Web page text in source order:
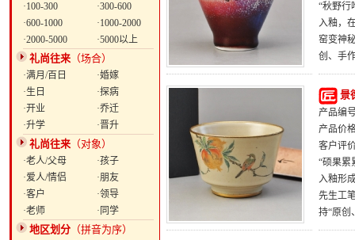
·100-300
·300-600
·600-1000
·1000-2000
·2000-5000
·5000以上
礼尚往来 （场合）
·满月/百日
·婚嫁
·生日
·探病
·开业
·乔迁
·升学
·晋升
礼尚往来 （对象）
·老人/父母
·孩子
·爱人/情侣
·朋友
·客户
·领导
·老师
·同学
地区划分 （拼音为序）
“秋野行
入釉，
窑变神
创、手
景
产品编
产品价
客户评
“硕果累
入釉形
先生工
持“原创